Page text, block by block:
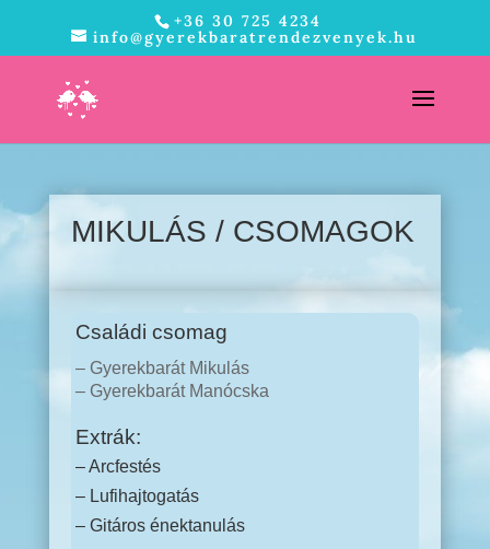
+36 30 725 4234
info@gyerekbaratrendezvenyek.hu
MIKULÁS / CSOMAGOK
Családi csomag
– Gyerekbarát Mikulás
– Gyerekbarát Manócska
Extrák:
– Arcfestés
– Lufihajtogatás
– Gitáros énektanulás